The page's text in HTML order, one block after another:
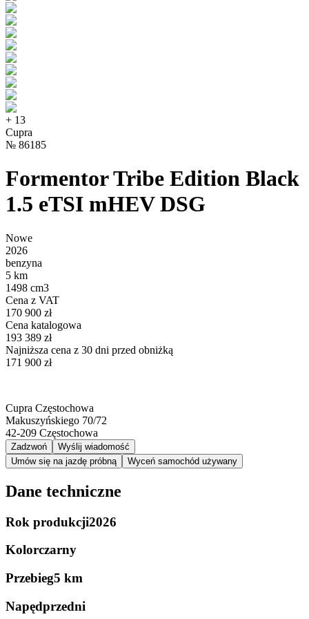
+ 13
Cupra
№ 86185
Formentor Tribe Edition Black
1.5 eTSI mHEV DSG
Nowe
2026
benzyna
5 km
1498 cm3
Cena z VAT
170 900 zł
Cena katalogowa
193 389 zł
Najniższa cena z 30 dni przed obniżką
171 900 zł
Cupra Częstochowa
Makuszyńskiego 70/72
42-209 Częstochowa
Zadzwoń
Wyślij wiadomość
Umów się na jazdę próbną
Wyceń samochód używany
Dane techniczne
Rok produkcji2026
Kolorczarny
Przebieg5 km
Napędprzedni